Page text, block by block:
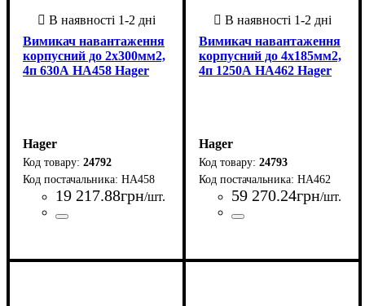
Вимикач навантаження
корпусний до 2х300мм2,
4п 630А HA458 Hager
Hager
24792
HA458
19 217.88грн/шт.
Вимикач навантаження
корпусний до 4х185мм2,
4п 1250А HA462 Hager
Hager
24793
HA462
59 270.24грн/шт.